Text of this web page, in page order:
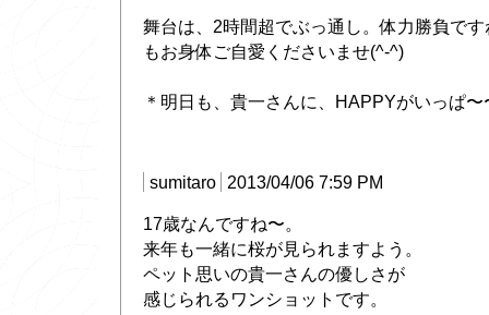
舞台は、2時間超でぶっ通し。体力勝負で
もお身体ご自愛くださいませ(^-^)
＊明日も、貴一さんに、HAPPYがいっぱ
sumitaro 2013/04/06 7:59 PM
17歳なんですね〜。
来年も一緒に桜が見られますよう。
ペット思いの貴一さんの優しさが
感じられるワンショットです。